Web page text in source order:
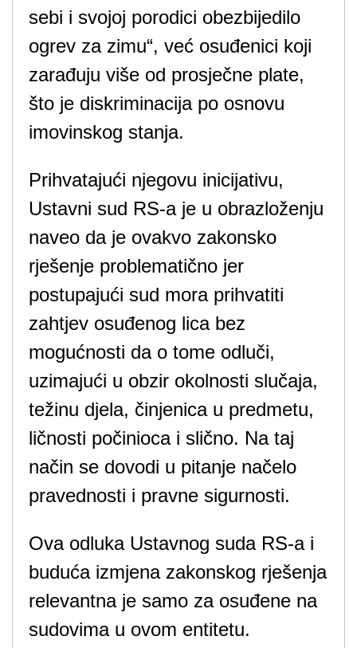
sebi i svojoj porodici obezbijedilo
ogrev za zimu“, već osuđenici koji
zarađuju više od prosječne plate,
što je diskriminacija po osnovu
imovinskog stanja.
Prihvatajući njegovu inicijativu,
Ustavni sud RS-a je u obrazloženju
naveo da je ovakvo zakonsko
rješenje problematično jer
postupajući sud mora prihvatiti
zahtjev osuđenog lica bez
mogućnosti da o tome odluči,
uzimajući u obzir okolnosti slučaja,
težinu djela, činjenica u predmetu,
ličnosti počinioca i slično. Na taj
način se dovodi u pitanje načelo
pravednosti i pravne sigurnosti.
Ova odluka Ustavnog suda RS-a i
buduća izmjena zakonskog rješenja
relevantna je samo za osuđene na
sudovima u ovom entitetu.